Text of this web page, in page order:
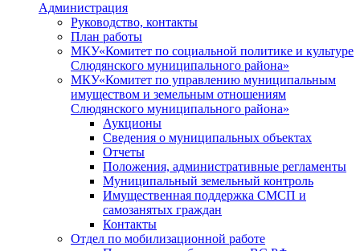
Администрация
Руководство, контакты
План работы
МКУ«Комитет по социальной политике и культуре
Слюдянского муниципального района»
МКУ«Комитет по управлению муниципальным
имуществом и земельным отношениям
Слюдянского муниципального района»
Аукционы
Сведения о муниципальных объектах
Отчеты
Положения, административные регламенты
Муниципальный земельный контроль
Имущественная поддержка СМСП и
самозанятых граждан
Контакты
Отдел по мобилизационной работе